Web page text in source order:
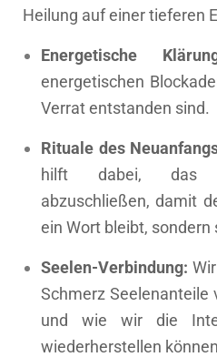
Heilung auf einer tieferen
Energetische
energetischen
Verrat entstanden sind.
Rituale des
hilft dabei, das
abzuschließen, damit
ein Wort bleibt, sondern
Seelen-Verbindung:
Schmerz Seelenanteile
und wie wir die
wiederherstellen